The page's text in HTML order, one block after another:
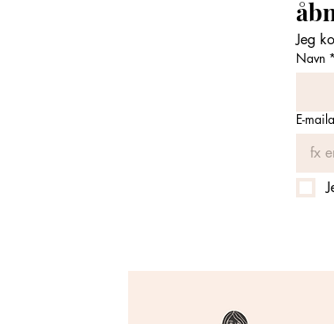
Jeg
Navn *
E-